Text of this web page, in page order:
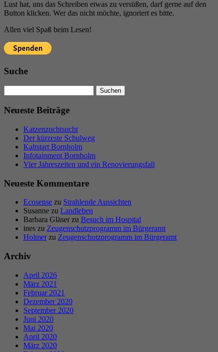
Lust hat, uns das Schreiben etwas zu versüßen, darf gerne auf den
Button klicken. Wer das nicht möchte, ignoriert es bitte.
Allen viel Spaß beim Lesen!
Suche
nach:
Neueste Beiträge
Katzenzuchtsucht
Der kürzeste Schulweg
Kaltstart Bornholm
Infotainment Bornholm
Vier Jahreszeiten und ein Renovierungsfall
Neueste Kommentare
Ecosense zu Strahlende Aussichten
Susanne zu Landleben
Barbara Gläser zu Besuch im Hospital
ines zu Zeugenschutzprogramm im Bürgeramt
Holmerzu Zeugenschutzprogramm im Bürgeramt
Archiv
April 2026
März 2021
Februar 2021
Dezember 2020
September 2020
Juni 2020
Mai 2020
April 2020
März 2020